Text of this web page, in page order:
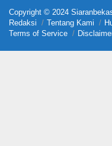
Copyright © 2024
Redaksi
Tentang Kami
Terms of Service